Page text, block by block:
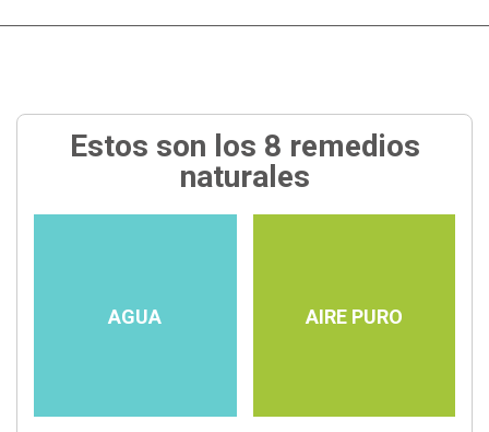
Estos son los 8 remedios
naturales
AGUA AIRE PURO